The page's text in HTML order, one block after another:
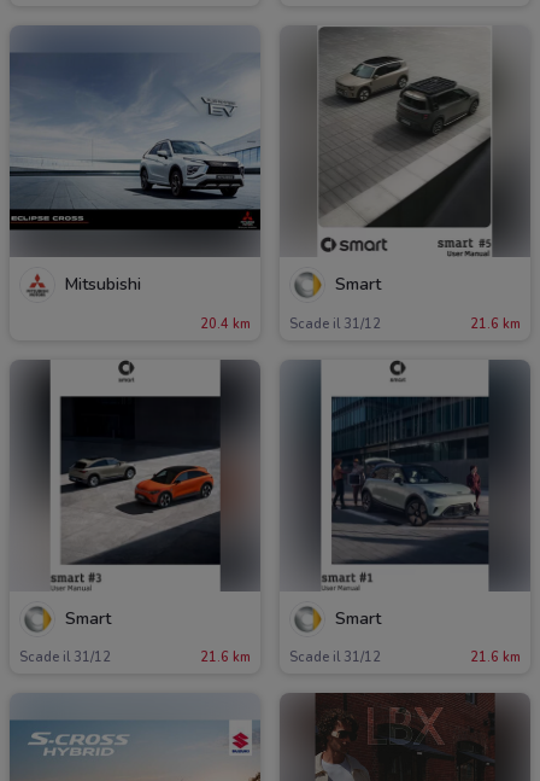
Mitsubishi
20.4 km
Smart
Scade il 31/12 21.6 km
Smart
Scade il 31/12 21.6 km
Smart
Scade il 31/12 21.6 km